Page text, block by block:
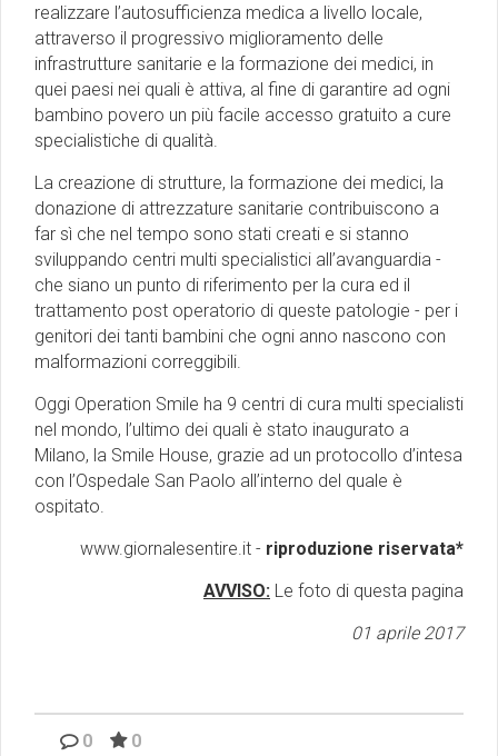
realizzare l’autosufficienza medica a livello locale,
attraverso il progressivo miglioramento delle
infrastrutture sanitarie e la formazione dei medici, in
quei paesi nei quali è attiva, al fine di garantire ad ogni
bambino povero un più facile accesso gratuito a cure
specialistiche di qualità.
La creazione di strutture, la formazione dei medici, la
donazione di attrezzature sanitarie contribuiscono a
far sì che nel tempo sono stati creati e si stanno
sviluppando centri multi specialistici all’avanguardia -
che siano un punto di riferimento per la cura ed il
trattamento post operatorio di queste patologie - per i
genitori dei tanti bambini che ogni anno nascono con
malformazioni correggibili.
Oggi Operation Smile ha 9 centri di cura multi specialisti
nel mondo, l’ultimo dei quali è stato inaugurato a
Milano, la Smile House, grazie ad un protocollo d’intesa
con l’Ospedale San Paolo all’interno del quale è
ospitato.
www.giornalesentire.it - riproduzione riservata*
AVVISO: Le foto di questa pagina
01 aprile 2017
0 0